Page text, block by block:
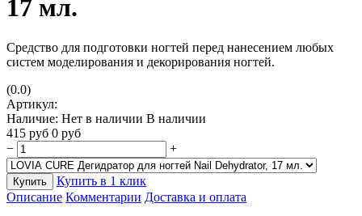
17 мл.
Средство для подготовки ногтей перед нанесением любых
систем моделирования и декорирования ногтей.
(0.0)
Артикул:
Наличие: Нет в наличии В наличии
415 руб 0 руб
−
+
Купить
Купить в 1 клик
Описание Комментарии Доставка и оплата